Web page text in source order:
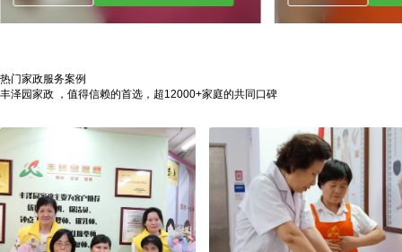
热门家政服务案例
丰泽园家政 ，值得信赖的首选，超12000+家庭的共同口碑